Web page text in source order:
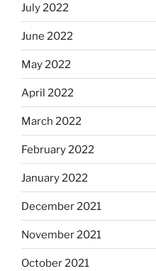
July 2022
June 2022
May 2022
April 2022
March 2022
February 2022
January 2022
December 2021
November 2021
October 2021